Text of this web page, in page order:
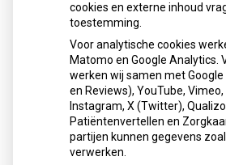
Kookadvies drinkwater in
vanwege besmetting
Voor ongeveer 85.000 huishoudens
provincie Utrecht geldt een
Drinkwaterbedrijf Vitens heeft een
enterokokkenbacterie vastgesteld.
geadviseerd water eerst te koken
gebruikt om te drinken of eten te
cookies en externe inhoud
toestemming.
Voor analytische cookies
Matomo en Google Analytics.
werken wij samen met
en Reviews), YouTube, Vimeo,
Instagram, X (Twitter),
Patiëntenvertellen en
partijen kunnen gegevens
verwerken.